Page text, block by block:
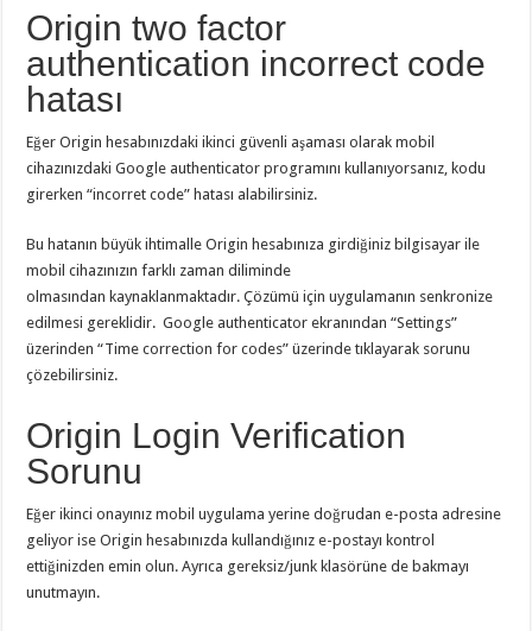
Origin two factor
authentication incorrect code
hatası
Eğer Origin hesabınızdaki ikinci güvenli aşaması olarak mobil
cihazınızdaki Google authenticator programını kullanıyorsanız, kodu
girerken “incorret code” hatası alabilirsiniz.
Bu hatanın büyük ihtimalle Origin hesabınıza girdiğiniz bilgisayar ile
mobil cihazınızın farklı zaman diliminde
olmasından kaynaklanmaktadır. Çözümü için uygulamanın senkronize
edilmesi gereklidir. Google authenticator ekranından “Settings”
üzerinden “Time correction for codes” üzerinde tıklayarak sorunu
çözebilirsiniz.
Origin Login Verification
Sorunu
Eğer ikinci onayınız mobil uygulama yerine doğrudan e-posta adresine
geliyor ise Origin hesabınızda kullandığınız e-postayı kontrol
ettiğinizden emin olun. Ayrıca gereksiz/junk klasörüne de bakmayı
unutmayın.